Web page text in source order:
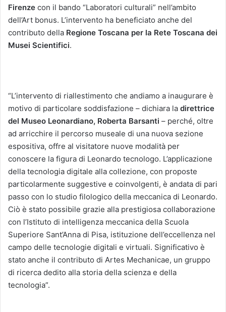
Firenze con il bando “Laboratori culturali” nell’ambito
dell’Art bonus. L’intervento ha beneficiato anche del
contributo della Regione Toscana per la Rete Toscana dei
Musei Scientifici.
“L’intervento di riallestimento che andiamo a inaugurare è
motivo di particolare soddisfazione – dichiara la direttrice
del Museo Leonardiano, Roberta Barsanti – perché, oltre
ad arricchire il percorso museale di una nuova sezione
espositiva, offre al visitatore nuove modalità per
conoscere la figura di Leonardo tecnologo. L’applicazione
della tecnologia digitale alla collezione, con proposte
particolarmente suggestive e coinvolgenti, è andata di pari
passo con lo studio filologico della meccanica di Leonardo.
Ciò è stato possibile grazie alla prestigiosa collaborazione
con l’Istituto di intelligenza meccanica della Scuola
Superiore Sant’Anna di Pisa, istituzione dell’eccellenza nel
campo delle tecnologie digitali e virtuali. Significativo è
stato anche il contributo di Artes Mechanicae, un gruppo
di ricerca dedito alla storia della scienza e della
tecnologia”.